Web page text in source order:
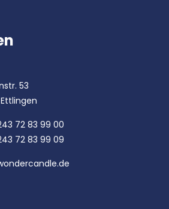
53
72 83 99 00
72 83 99 09